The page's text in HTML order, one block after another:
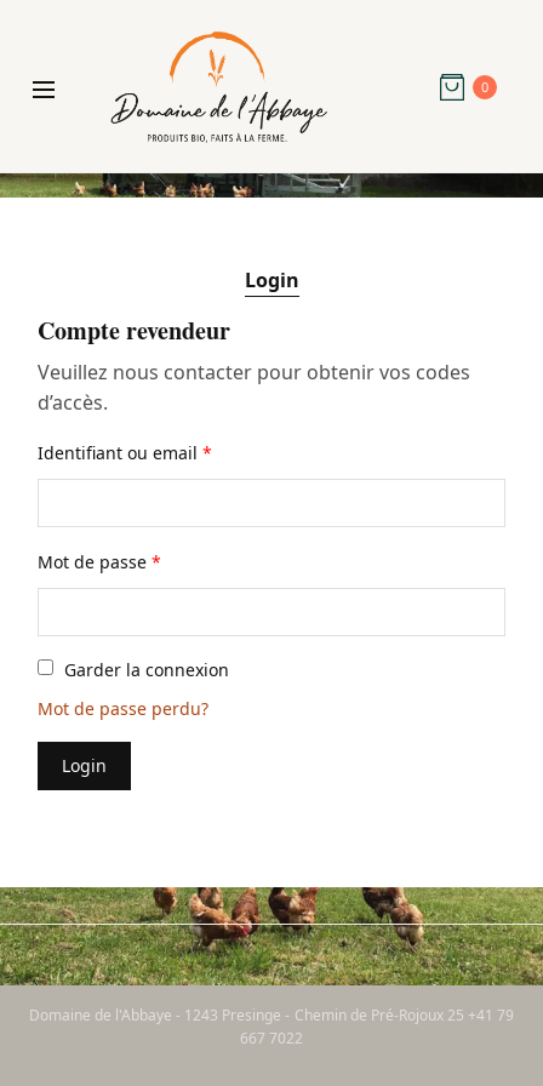
0
Login
Compte revendeur
Veuillez nous contacter pour obtenir vos codes
d’accès.
Identifiant ou email*
Mot de passe*
Garder la connexion
Mot de passe perdu?
Login
Domaine de l'Abbaye - 1243 Presinge - Chemin de Pré-Rojoux 25 +41 79
667 7022